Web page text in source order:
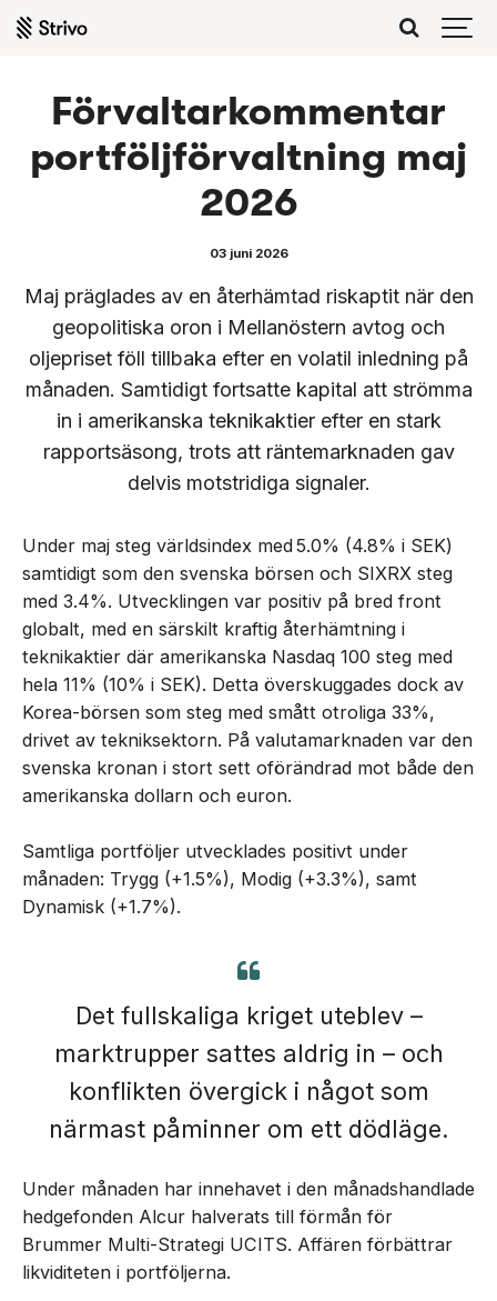
Förvaltarkommentar
portföljförvaltning maj
2026
03 juni 2026
Maj präglades av en återhämtad riskaptit när den
geopolitiska oron i Mellanöstern avtog och
oljepriset föll tillbaka efter en volatil inledning på
månaden. Samtidigt fortsatte kapital att strömma
in i amerikanska teknikaktier efter en stark
rapportsäsong, trots att räntemarknaden gav
delvis motstridiga signaler.
Under maj steg världsindex med 5.0% (4.8% i SEK)
samtidigt som den svenska börsen och SIXRX steg
med 3.4%. Utvecklingen var positiv på bred front
globalt, med en särskilt kraftig återhämtning i
teknikaktier där amerikanska Nasdaq 100 steg med
hela 11% (10% i SEK). Detta överskuggades dock av
Korea-börsen som steg med smått otroliga 33%,
drivet av tekniksektorn. På valutamarknaden var den
svenska kronan i stort sett oförändrad mot både den
amerikanska dollarn och euron.
Samtliga portföljer utvecklades positivt under
månaden: Trygg (+1.5%), Modig (+3.3%), samt
Dynamisk (+1.7%).
Det fullskaliga kriget uteblev –
marktrupper sattes aldrig in – och
konflikten övergick i något som
närmast påminner om ett dödläge.
Under månaden har innehavet i den månadshandlade
hedgefonden Alcur halverats till förmån för
Brummer Multi-Strategi UCITS. Affären förbättrar
likviditeten i portföljerna.